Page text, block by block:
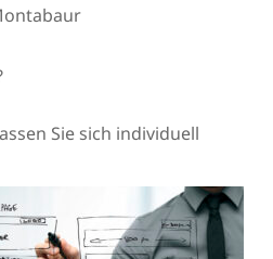
Sie sich individuell